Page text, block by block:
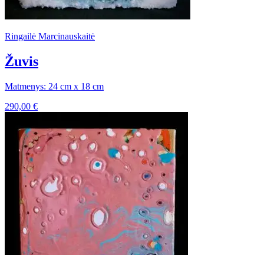
Ringailė Marcinauskaitė
Žuvis
Matmenys: 24 cm x 18 cm
290,00 €